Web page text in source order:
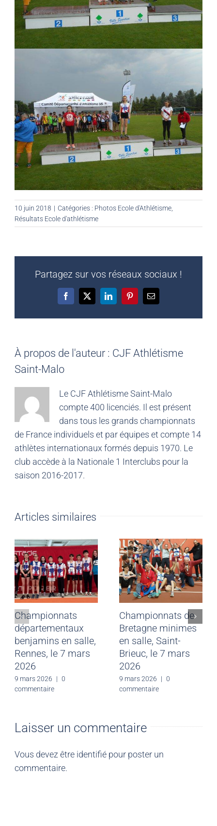
10 juin 2018 | Catégories : Photos Ecole d'Athlétisme
Résultats Ecole d'athlétisme
Partagez sur vos réseaux sociaux !
Facebook
X LinkedInPinterestEmail
À propos de l'auteur : CJF Athlétisme
Saint-Malo
Le CJF Athlétisme Saint-Malo
compte 400 licenciés. Il est présent
dans tous les grands championnats
de France individuels et par équipes et compte 14
athlètes internationaux formés depuis 1970. Le
club accède à la Nationale 1 Interclubs pour la
saison 2016-2017.
Articles similaires
Championnats
départementaux
benjamins en salle,
Rennes, le 7 mars
2026
9 mars 2026 | 0
commentaire
Championnats de
Bretagne minimes
en salle, Saint-
Brieuc, le 7 mars
2026
9 mars 2026 | 0
commentaire
Laisser un commentaire
Vous devez être identifié pour poster un
commentaire.